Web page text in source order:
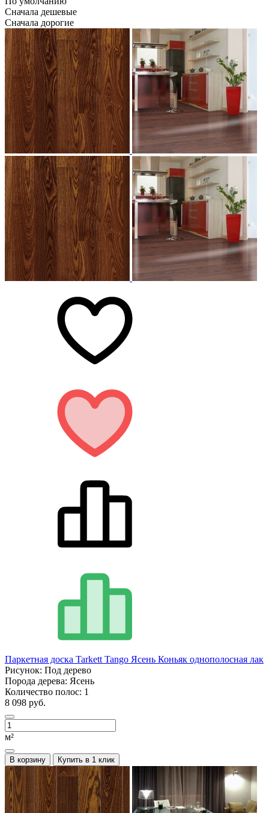
Сначала дешевые
Сначала дорогие
Паркетная доска Tarkett Tango Ясень Коньяк однополосная лак
Рисунок: Под дерево
Порода дерева: Ясень
Количество полос: 1
8 098 руб.
м²
В корзину Купить в 1 клик